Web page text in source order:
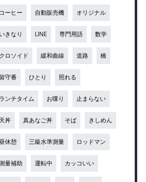
コーヒー 自動販売機 オリジナル
いきなり LINE 専門用語 数学
クロソイド 緩和曲線 道路 橋
留守番 ひとり 照れる
ランチタイム お喋り 止まらない
天丼 真あなご丼 そば きしめん
休憩 三級水準測量 ロッドマン
量補助 運転中 カッコいい